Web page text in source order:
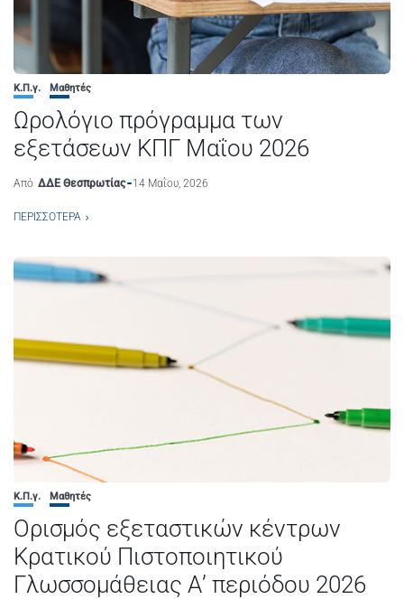
Κ.Π.γ. Μαθητές
Ωρολόγιο πρόγραμμα των
εξετάσεων ΚΠΓ Mαΐου 2026
Από ΔΔΕ Θεσπρωτίας 14 Μαΐου, 2026
ΠΕΡΙΣΣΌΤΕΡΑ
Κ.Π.γ. Μαθητές
Ορισμός εξεταστικών κέντρων
Κρατικού Πιστοποιητικού
Γλωσσομάθειας Α’ περιόδου 2026